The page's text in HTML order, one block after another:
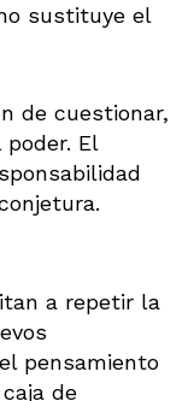
sustituye el
de cuestionar,
El
a repetir la
pensamiento
de